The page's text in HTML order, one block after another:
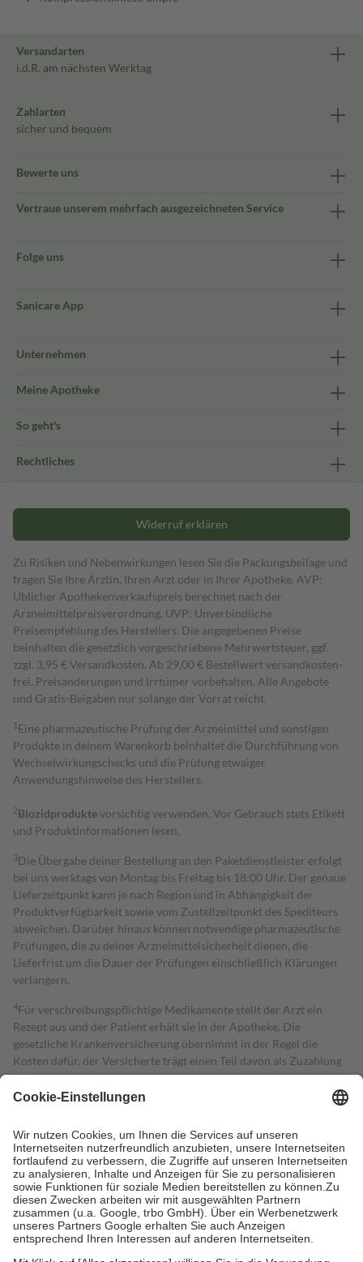
Versandarten
i.d.R. am nächsten Werktag
Zahlarten
sicher und bequem
Bewerte uns
Vertraue unserem mehrfach ausgezeichneten Service
Folge uns
Sanicare App
Unternehmen
Meine Apotheke
So geht's
Rechtliches
Widerruf erklären
Zu Risiken und Nebenwirkungen lesen Sie die Packungsbeilage und
fragen Sie Ihre Ärztin, Ihren Arzt oder in Ihrer Apotheke. AVP:
Üblicher Apothekenverkaufspreis berechnet nach der
Arzneimittelpreisverordnung. UVP: Unverbindliche
Preisempfehlung des Herstellers. Die angegebenen Preise
beinhalten die gesetzlich vorgeschriebene Mehrwertsteuer, ggf.
zzgl. 3,95 € Versandkosten. Ab 29,00 € Bestell­wert versand­kosten­
frei. Preisänderungen und Irrtümer vorbehalten. Alle Angebote
und Gratis-Beigaben nur solange der Vorrat reicht.
1 Eine pharmazeutische Prüfung der Arzneimittel und sonstigen
Produkte in deinem Warenkorb beinhaltet die Durchführung von
Wechselwirkungschecks und die Prüfung etwaiger
Anwendungshinweise des Herstellers.
2Biozidproduktevorsichtig verwenden. Vor Gebrauch stets Etikett
und Produktinformationen lesen.
3Die Übergabe deiner Bestellung an den Paketdienstleister erfolgt
bei uns werktags von Montag bis Freitag bis 18:00 Uhr. Der genaue
Lieferzeitpunkt kann je nach Region und in Abhängigkeit der
Produktverfügbarkeit sowie vom Zustellzeitpunkt des Spediteurs
abweichen. Darüber hinaus können notwendige pharmazeutische
Prüfungen, die zu deiner Arzneimittelsicherheit dienen, die
Lieferfrist um die Dauer der Prüfungen einschließlich Klärungen
verlängern.
4Für verschreibungspflichtige Medikamente stellt der Arzt ein
Rezept aus und der Patient erhält sie in der Apotheke. Die
gesetzliche Krankenversicherung übernimmt in der Regel die
Kosten dafür, der Versicherte trägt einen Teil davon als Zuzahlung
mit.
Grundsätzlich leisten Mitglieder Zuzahlungen in Höhe von zehn
höchstens zehn Euro.
Es sind jedoch nie mehr als die tatsächlichen
Kosten der Leistung zu entrichten.
Diese Regeln gelten grundsätzlich auch für Online-Apotheken.
Bei Heilmitteln und häuslicher Krankenpflege beträgt die
Zuzahlung zehn Prozent der Kosten sowie zehn Euro je
Verordnung.
Um das Engagement der Versicherten für ihre eigene Gesundheit zu
stärken und die besondere Stellung der Familie zu unterstützen,